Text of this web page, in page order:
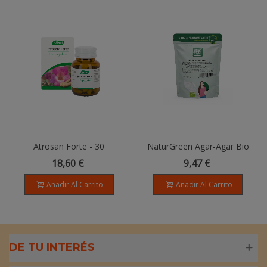
Atrosan Forte - 30
Comprimidos
18,60 €
Añadir Al Carrito
NaturGreen Agar-Agar Bio
100 G
9,47 €
Añadir Al Carrito
DE TU INTERÉS